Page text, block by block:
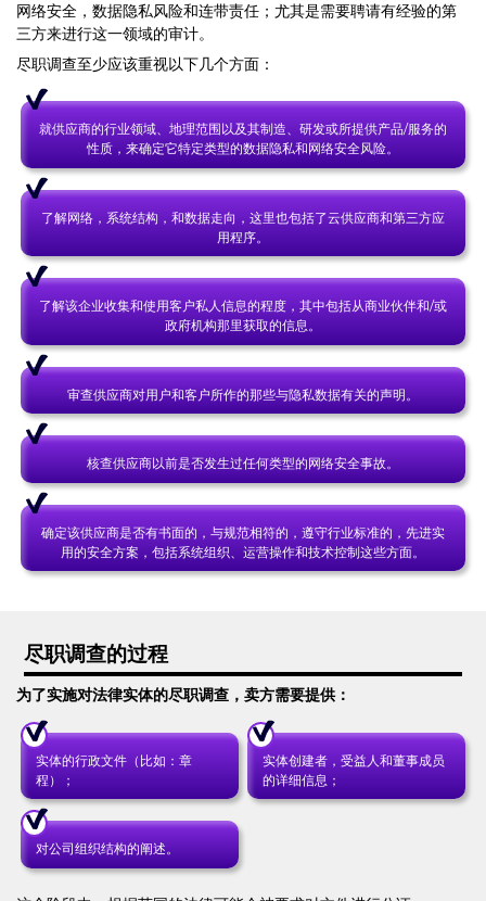
网络安全，数据隐私风险和连带责任；尤其是需要聘请有经验的第
三方来进行这一领域的审计。
尽职调查至少应该重视以下几个方面：
就供应商的行业领域、地理范围以及其制造、研发或所提供产品/服务的
性质，来确定它特定类型的数据隐私和网络安全风险。
了解网络，系统结构，和数据走向，这里也包括了云供应商和第三方应
用程序。
了解该企业收集和使用客户私人信息的程度，其中包括从商业伙伴和/或
政府机构那里获取的信息。
审查供应商对用户和客户所作的那些与隐私数据有关的声明。
核查供应商以前是否发生过任何类型的网络安全事故。
确定该供应商是否有书面的，与规范相符的，遵守行业标准的，先进实
用的安全方案，包括系统组织、运营操作和技术控制这些方面。
尽职调查的过程
为了实施对法律实体的尽职调查，卖方需要提供：
实体的行政文件（比如：章
程）；
实体创建者，受益人和董事成员
的详细信息；
对公司组织结构的阐述。